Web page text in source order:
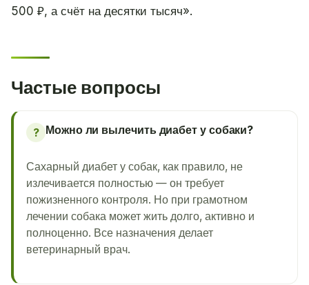
500 ₽, а счёт на десятки тысяч».
Частые вопросы
? Можно ли вылечить диабет у собаки?
Сахарный диабет у собак, как правило, не
излечивается полностью — он требует
пожизненного контроля. Но при грамотном
лечении собака может жить долго, активно и
полноценно. Все назначения делает
ветеринарный врач.